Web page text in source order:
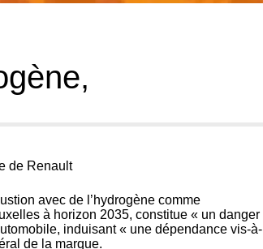
de Renault
avec de l’hydrogène comme
à horizon 2035, constitue « un danger
induisant « une dépendance vis-à-
de la marque.